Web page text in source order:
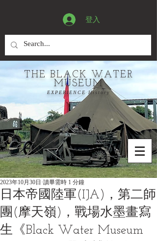
登入
THE BLACK WATER
MUSEUM
EXPERIENCE History
日本帝國陸軍(IJA)，第二師
團(摩天嶺)，戰場水墨畫寫
生《Black Water Museum
2023年10月30日 讀畢需時 1 分鐘